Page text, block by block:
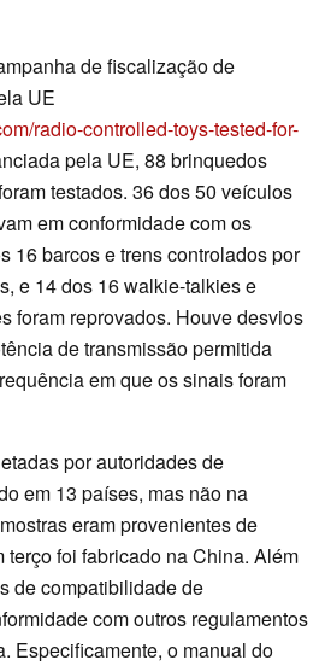
de fiscalização de
UE
radio-controlled-toys-tested-for-
pela UE, 88 brinquedos
testados. 36 dos 50 veículos
em conformidade com os
16 barcos e trens controlados por
e 14 dos 16 walkie-talkies e
foram reprovados. Houve desvios
de transmissão permitida
em que os sinais foram
por autoridades de
em 13 países, mas não na
eram provenientes de
terço foi fabricado na China. Além
de compatibilidade de
com outros regulamentos
Especificamente, o manual do